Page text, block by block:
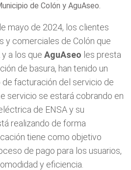
de Colón y AguAseo.
mayo de 2024, los clientes
y comerciales de Colón que
a los que AguAseo les presta
de basura, han tenido un
facturación del servicio de
servicio se estará cobrando en
de ENSA y su
realizando de forma
tiene como objetivo
de pago para los usuarios,
y eficiencia.